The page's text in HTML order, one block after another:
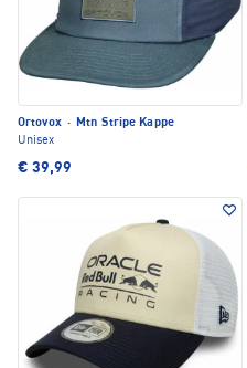
Ortovox · Mtn Stripe Kappe
Unisex
€ 39,99